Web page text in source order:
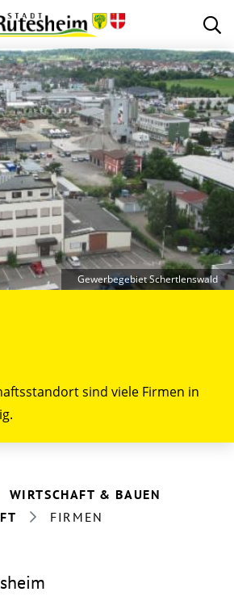
sind viele Firmen in
Gewerbegebiet Schertlenswald
WIRTSCHAFT & BAUEN
FIRMEN